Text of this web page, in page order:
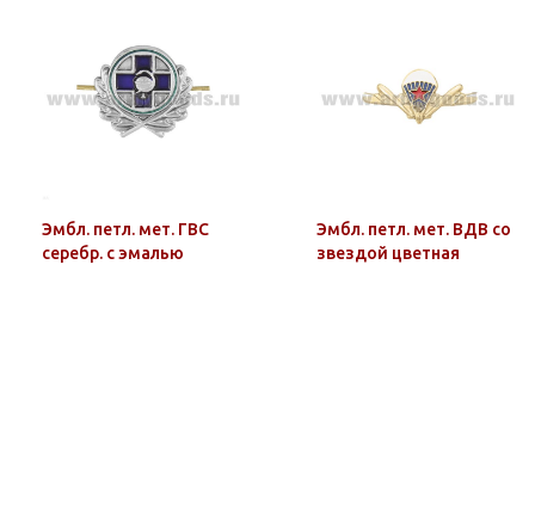
Эмбл. петл. мет. ГВС
серебр. с эмалью
Эмбл. петл. мет. ВДВ со
звездой цветная